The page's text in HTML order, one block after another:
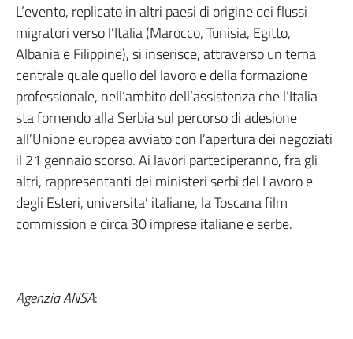
L’evento, replicato in altri paesi di origine dei flussi
migratori verso l’Italia (Marocco, Tunisia, Egitto,
Albania e Filippine), si inserisce, attraverso un tema
centrale quale quello del lavoro e della formazione
professionale, nell’ambito dell’assistenza che l’Italia
sta fornendo alla Serbia sul percorso di adesione
all’Unione europea avviato con l’apertura dei negoziati
il 21 gennaio scorso. Ai lavori parteciperanno, fra gli
altri, rappresentanti dei ministeri serbi del Lavoro e
degli Esteri, universita’ italiane, la Toscana film
commission e circa 30 imprese italiane e serbe.
Agenzia ANSA: